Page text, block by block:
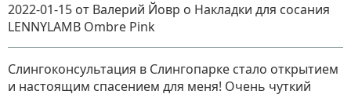
2022-01-15 от Валерий Йовр о Накладки для сосания
LENNYLAMB Ombre Pink
Слингоконсультация в Слингопарке стало открытием
и настоящим спасением для меня! Очень чуткий